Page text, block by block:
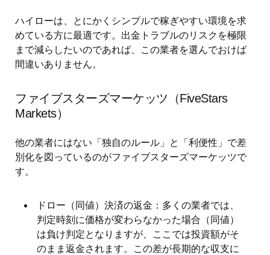
ハイローは、とにかくシンプルで稼ぎやすい環境を求
めている方に最適です。出金トラブルのリスクを極限
まで減らしたいのであれば、この業者を選んでおけば
間違いありません。
ファイブスターズマーケッツ（FiveStars
Markets）
他の業者にはない「独自のルール」と「利便性」で差
別化を図っているのがファイブスターズマーケッツで
す。
ドロー（同値）決済の返金：多くの業者では、
判定時刻に価格が変わらなかった場合（同値）
は負け判定となりますが、ここでは投資額がそ
のまま返金されます。この差が長期的な収支に